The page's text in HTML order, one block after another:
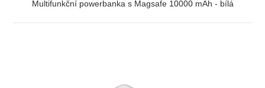
Multifunkční powerbanka s Magsafe 10000 mAh - bílá